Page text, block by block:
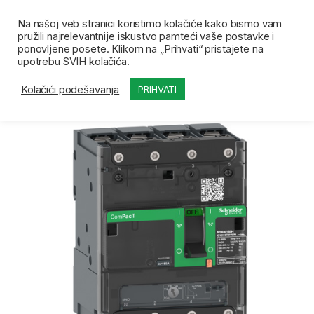
Početna Prodavnica Kompaktni prekidači i oprema
Na našoj veb stranici koristimo kolačiće kako bismo vam
pružili najrelevantnije iskustvo pamteći vaše postavke i
ponovljene posete. Klikom na „Prihvati“ pristajete na
upotrebu SVIH kolačića.
Kolačići podešavanja PRIHVATI